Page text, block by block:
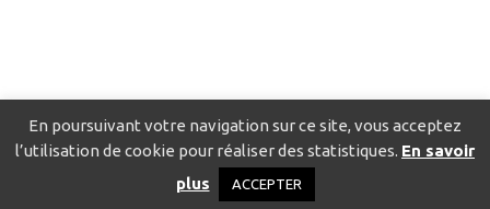
Catalogue pour localiser les fournisseurs
Politique de confidentialité
En poursuivant votre navigation sur ce site, vous acceptez
l’utilisation de cookie pour réaliser des statistiques. En savoir
plus
ACCEPTER